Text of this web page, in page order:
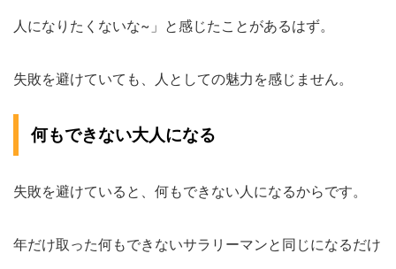
人になりたくないな~」と感じたことがあるはず。
失敗を避けていても、人としての魅力を感じません。
何もできない大人になる
失敗を避けていると、何もできない人になるからです。
年だけ取った何もできないサラリーマンと同じになるだけ